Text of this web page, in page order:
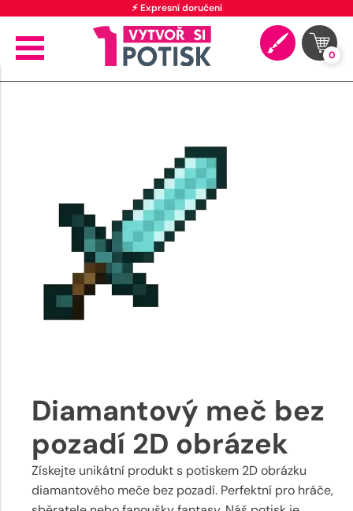
⚡ Expresní doručení
0
Diamantový meč bez
pozadí 2D obrázek
Získejte unikátní produkt s potiskem 2D obrázku
diamantového meče bez pozadí. Perfektní pro hráče,